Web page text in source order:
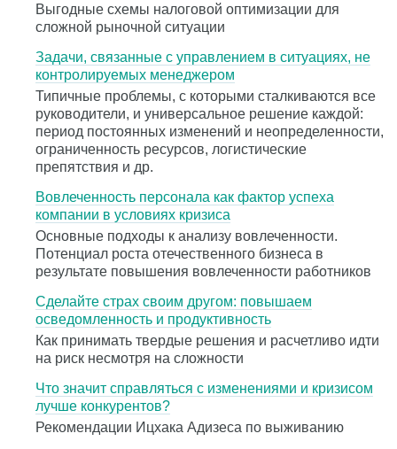
Выгодные схемы налоговой оптимизации для
сложной рыночной ситуации
Задачи, связанные с управлением в ситуациях, не
контролируемых менеджером
Типичные проблемы, с которыми сталкиваются все
руководители, и универсальное решение каждой:
период постоянных изменений и неопределенности,
ограниченность ресурсов, логистические
препятствия и др.
Вовлеченность персонала как фактор успеха
компании в условиях кризиса
Основные подходы к анализу вовлеченности.
Потенциал роста отечественного бизнеса в
результате повышения вовлеченности работников
Сделайте страх своим другом: повышаем
осведомленность и продуктивность
Как принимать твердые решения и расчетливо идти
на риск несмотря на сложности
Что значит справляться с изменениями и кризисом
лучше конкурентов?
Рекомендации Ицхака Адизеса по выживанию